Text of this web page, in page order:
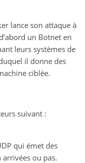
lance son attaque à
un Botnet en
leurs systèmes de
il donne des
ciblée.
suivant :
qui émet des
ou pas.